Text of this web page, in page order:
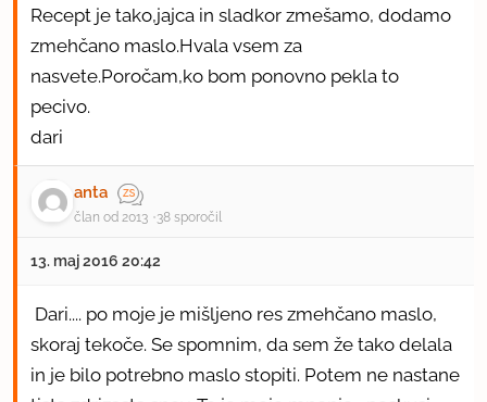
Recept je tako,jajca in sladkor zmešamo, dodamo
zmehčano maslo.Hvala vsem za
nasvete.Poročam,ko bom ponovno pekla to
pecivo.
dari
anta
član od 2013 38 sporočil
13. maj 2016 20:42
Dari.... po moje je mišljeno res zmehčano maslo,
skoraj tekoče. Se spomnim, da sem že tako delala
in je bilo potrebno maslo stopiti. Potem ne nastane